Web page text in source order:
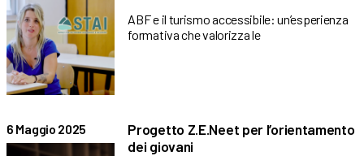
ABF e il turismo accessibile: un’esperienza
formativa che valorizza le
6 Maggio 2025
Progetto Z.E.Neet per l’orientamento
dei giovani